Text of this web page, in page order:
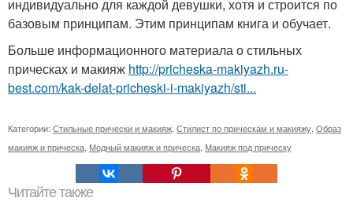
индивидуально для каждой девушки, хотя и строится по
базовым принципам. Этим принципам книга и обучает.
Больше информационного материала о стильных
прическах и макияж http://pricheska-makiyazh.ru-
best.com/kak-delat-pricheski-i-makiyazh/sti...
Категории: Стильные прически и макияж Стилист по прическам и макияжу Образ
макияж и прическа Модный макияж и прическа Макияж под прическу
Читайте также